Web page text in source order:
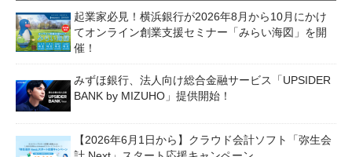
起業家必見！横浜銀行が2026年8月から10月にかけ
てオンライン創業支援セミナー「みらい海図」を開
催！
みずほ銀行、法人向け総合金融サービス「UPSIDER
BANK by MIZUHO」提供開始！
【2026年6月1日から】クラウド会計ソフト「弥生会